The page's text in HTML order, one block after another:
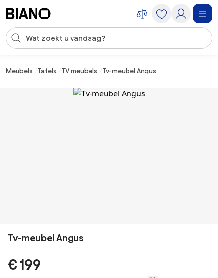
Zoekopdracht invoeren
Meubels Tafels TV meubels Tv-meubel Angus
Tv-meubel Angus
€ 199